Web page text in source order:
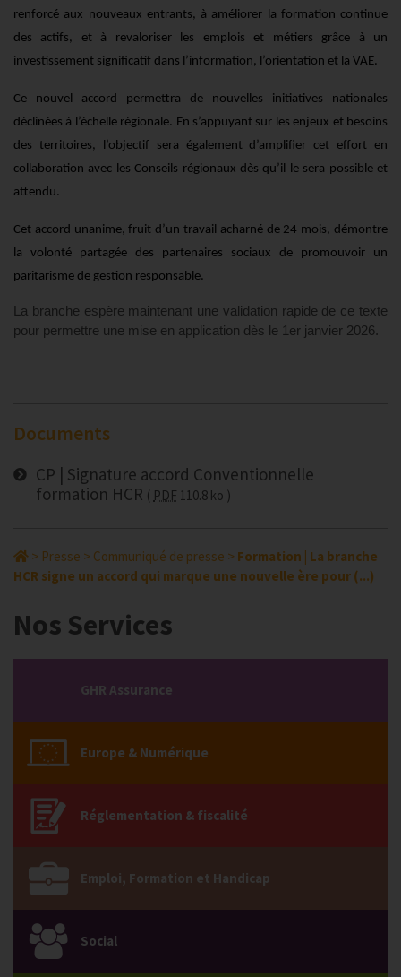
renforcé aux nouveaux entrants, à améliorer la formation continue
des actifs, et à revaloriser les emplois et métiers grâce à un
investissement significatif dans l’information, l’orientation et la VAE.
Ce nouvel accord permettra de nouvelles initiatives nationales
déclinées à l’échelle régionale. En s’appuyant sur les enjeux et besoins
des territoires, l’objectif sera également d’amplifier cet effort en
collaboration avec les Conseils régionaux dès qu’il le sera possible et
attendu.
Cet accord unanime, fruit d’un travail acharné de 24 mois, démontre
la volonté partagée des partenaires sociaux de promouvoir un
paritarisme de gestion responsable.
La branche espère maintenant une validation rapide de ce texte
pour permettre une mise en application dès le 1er janvier 2026.
Documents
CP | Signature accord Conventionnelle
formation HCR
PDF 110.8 ko
> Presse > Communiqué de presse > Formation | La branche
HCR signe un accord qui marque une nouvelle ère pour (...)
Nos Services
GHR Assurance
Europe & Numérique
Réglementation & fiscalité
Emploi, Formation et Handicap
Social